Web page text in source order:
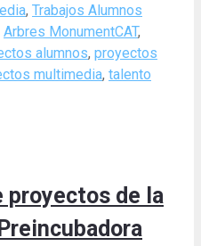
, Trabajos Alumnos
Arbres MonumentCAT,
alumnos, proyectos
multimedia, talento
proyectos de la